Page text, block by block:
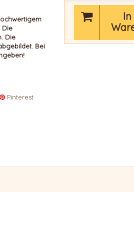
Die
Die
Bei
Pinterest
In